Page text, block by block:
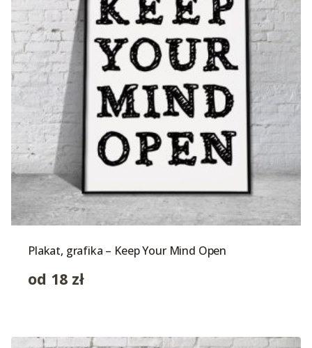
Plakat, grafika – Keep Your Mind Open
od 18 zł